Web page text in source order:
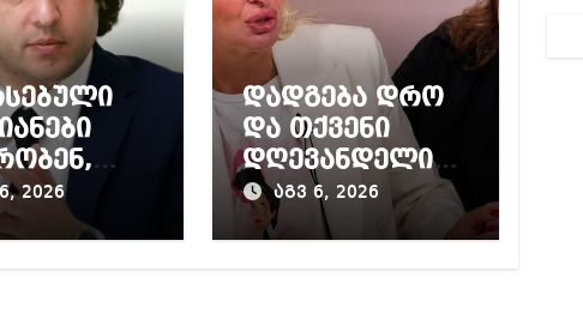
2026
დადგება დრო
და თქვენი
დღევანდელი
პოსტაობა,
საკუთარ
აგვ 6, 2026